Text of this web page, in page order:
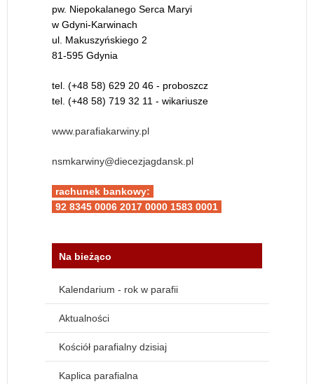
pw. Niepokalanego Serca Maryi
w Gdyni-Karwinach
ul. Makuszyńskiego 2
81-595 Gdynia
tel. (+48 58) 629 20 46 - proboszcz
tel. (+48 58) 719 32 11 - wikariusze
www.parafiakarwiny.pl
nsmkarwiny@diecezjagdansk.pl
rachunek bankowy:
92 8345 0006 2017 0000 1583 0001
Na bieżąco
Kalendarium - rok w parafii
Aktualności
Kościół parafialny dzisiaj
Kaplica parafialna